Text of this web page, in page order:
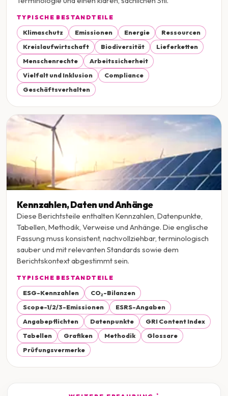
TYPISCHE BESTANDTEILE
Klimaschutz Emissionen Energie
Ressourcen
Kreislaufwirtschaft
Biodiversität
Lieferketten
Menschenrechte
Arbeitssicherheit
Vielfalt und Inklusion
Compliance
Geschäftsverhalten
Kennzahlen, Daten und Anhänge
Diese Berichtsteile enthalten Kennzahlen, Datenpunkte,
Tabellen, Methodik, Verweise und Anhänge. Die englische
Fassung muss konsistent, nachvollziehbar, terminologisch
sauber und mit relevanten Standards sowie dem
Berichtskontext abgestimmt sein.
TYPISCHE BESTANDTEILE
ESG-Kennzahlen
CO₂-Bilanzen
Scope-1/2/3-Emissionen
ESRS-Angaben
Angabepflichten
Datenpunkte
GRI Content Index
Tabellen
Grafiken Methodik
Glossare
Prüfungsvermerke
*